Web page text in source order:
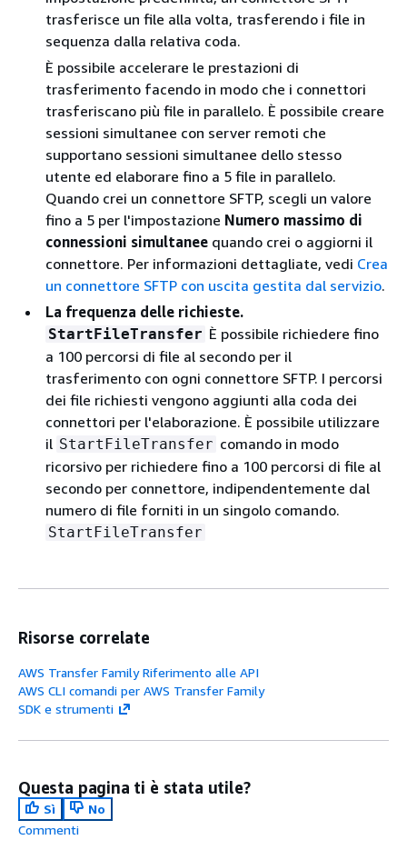
trasferisce un file alla volta, trasferendo i file in
sequenza dalla relativa coda.
È possibile accelerare le prestazioni di
trasferimento facendo in modo che i connettori
trasferiscano più file in parallelo. È possibile creare
sessioni simultanee con server remoti che
supportano sessioni simultanee dello stesso
utente ed elaborare fino a 5 file in parallelo.
Quando crei un connettore SFTP, scegli un valore
fino a 5 per l'impostazione Numero massimo di
connessioni simultanee quando crei o aggiorni il
connettore. Per informazioni dettagliate, vedi Crea
un connettore SFTP con uscita gestita dal servizio.
La frequenza delle richieste.
StartFileTransfer È possibile richiedere fino
a 100 percorsi di file al secondo per il
trasferimento con ogni connettore SFTP. I percorsi
dei file richiesti vengono aggiunti alla coda dei
connettori per l'elaborazione. È possibile utilizzare
il StartFileTransfer comando in modo
ricorsivo per richiedere fino a 100 percorsi di file al
secondo per connettore, indipendentemente dal
numero di file forniti in un singolo comando.
StartFileTransfer
Risorse correlate
AWS Transfer Family Riferimento alle API
AWS CLI comandi per AWS Transfer Family
SDK e strumenti
Questa pagina ti è stata utile?
Sì
No
Commenti